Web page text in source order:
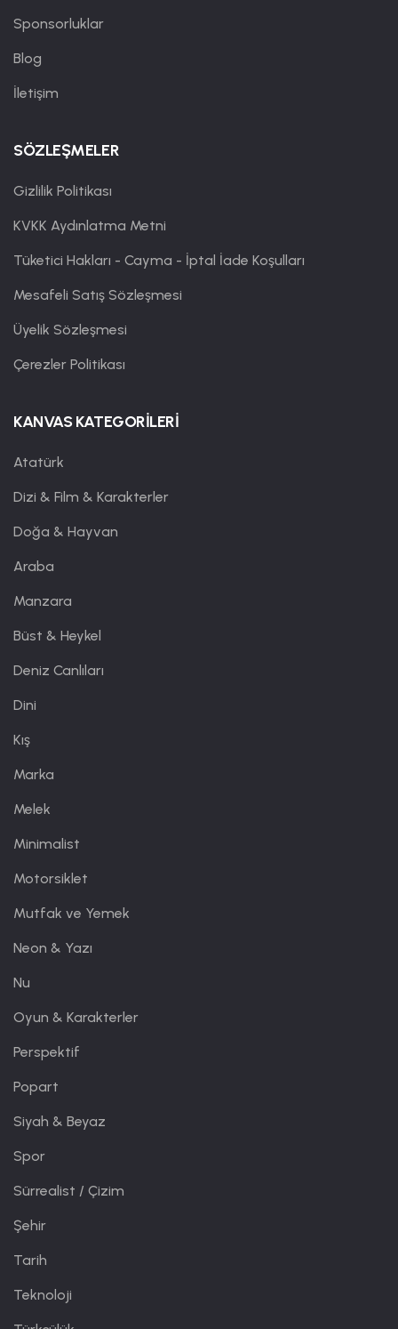
Sponsorluklar
Blog
İletişim
SÖZLEŞMELER
Gizlilik Politikası
KVKK Aydınlatma Metni
Tüketici Hakları - Cayma - İptal İade Koşulları
Mesafeli Satış Sözleşmesi
Üyelik Sözleşmesi
Çerezler Politikası
KANVAS KATEGORİLERİ
Atatürk
Dizi & Film & Karakterler
Doğa & Hayvan
Araba
Manzara
Büst & Heykel
Deniz Canlıları
Dini
Kış
Marka
Melek
Minimalist
Motorsiklet
Mutfak ve Yemek
Neon & Yazı
Nu
Oyun & Karakterler
Perspektif
Popart
Siyah & Beyaz
Spor
Sürrealist / Çizim
Şehir
Tarih
Teknoloji